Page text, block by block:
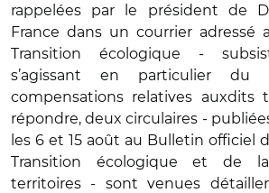
rappelées par le président de
France dans un courrier adressé
Transition écologique -
s’agissant en particulier du
compensations relatives auxdits
répondre, deux circulaires -
les 6 et 15 août au Bulletin officiel
Transition écologique et de
territoires - sont venues